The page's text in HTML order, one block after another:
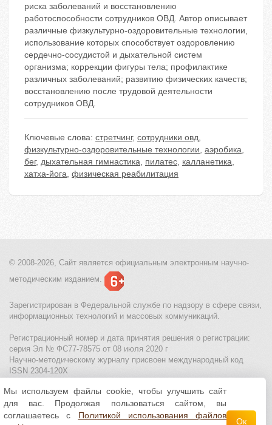
риска заболеваний и восстановлению
работоспособности сотрудников ОВД. Автор описывает
различные физкультурно-оздоровительные технологии,
использование которых способствует оздоровлению
сердечно-сосудистой и дыхательной систем
организма; коррекции фигуры тела; профилактике
различных заболеваний; развитию физических качеств;
восстановлению после трудовой деятельности
сотрудников ОВД.
Ключевые слова: стретчинг, сотрудники овд,
физкультурно-оздоровительные технологии, аэробика,
бег, дыхательная гимнастика, пилатес, калланетика,
хатха-йога, физическая реабилитация
© 2008-2026, Сайт является официальным электронным научно-
методическим изданием.
Зарегистрирован в Федеральной службе по надзору в сфере связи,
информационных технологий и массовых коммуникаций.
Регистрационный номер и дата принятия решения о регистрации:
серия Эл № ФС77-78575 от 08 июля 2020 г
Научно-методическому журналу присвоен международный код
ISSN 2304-120X
МЦИТО|Школьные олимпиады и онлайн конкурсы для детей
Политика использования файлов cookie| Политика обработки и
защиты персональных данных
Мы используем файлы cookie, чтобы улучшить сайт
для вас. Продолжая пользоваться сайтом, вы
соглашаетесь с Политикой использования файлов
Ок